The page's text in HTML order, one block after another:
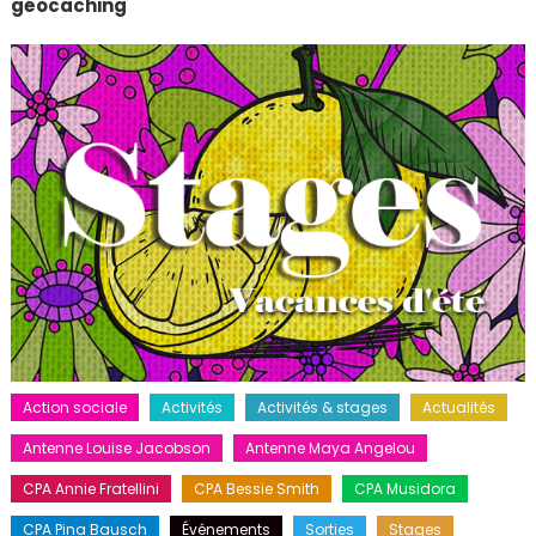
géocaching
Action sociale Activités Activités & stages
Actualités
Antenne Louise Jacobson
Antenne Maya Angelou
CPA Annie Fratellini
CPA Bessie Smith
CPA Musidora
CPA Pina Bausch
Événements Sorties
Stages